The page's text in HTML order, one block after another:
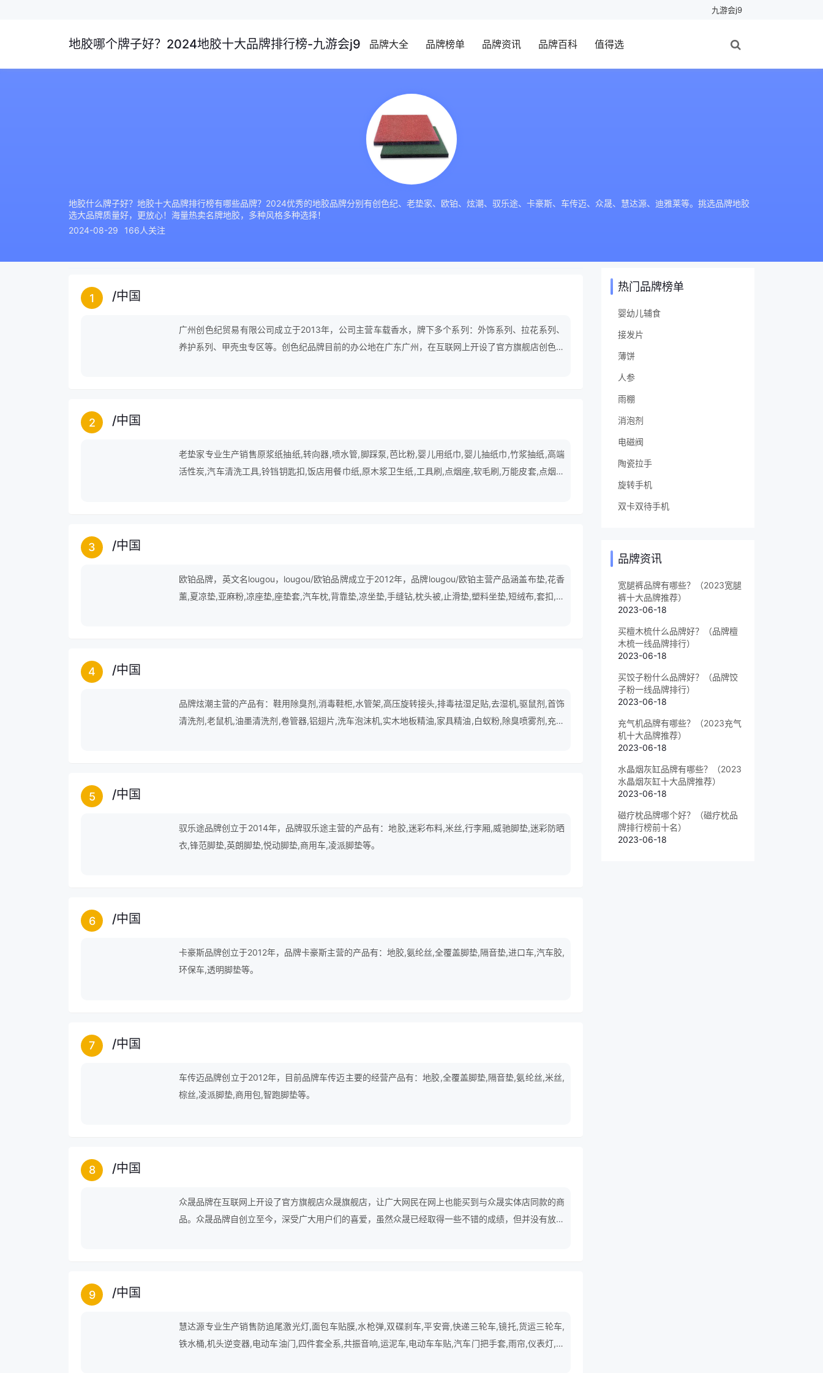
九游会j9
地胶哪个牌子好？2024地胶十大品牌排行榜-九游会j9 品牌大全 品牌榜单 品牌资讯 品牌百科 值得选
地胶什么牌子好？地胶十大品牌排行榜有哪些品牌？2024优秀的地胶品牌分别有创色纪、老垫家、欧铂、炫潮、驭乐途、卡豪斯、车传迈、众晟、慧达源、迪雅莱等。挑选品牌地胶
选大品牌质量好，更放心！海量热卖名牌地胶，多种风格多种选择！
2024-08-29
166人关注
1 /中国
广州创色纪贸易有限公司成立于2013年，公司主营车载香水，牌下多个系列：外饰系列、拉花系列、
养护系列、甲壳虫专区等。创色纪品牌目前的办公地在广东广州，在互联网上开设了官方旗舰店创色纪
2 /中国
老垫家专业生产销售原浆纸抽纸,转向器,喷水管,脚踩泵,芭比粉,婴儿用纸巾,婴儿抽纸巾,竹浆抽纸,高端
活性炭,汽车清洗工具,铃铛钥匙扣,饭店用餐巾纸,原木浆卫生纸,工具刷,点烟座,软毛刷,万能皮套,点烟器
3 /中国
欧铂品牌，英文名lougou，lougou/欧铂品牌成立于2012年，品牌lougou/欧铂主营产品涵盖布垫,花香
薰,夏凉垫,亚麻粉,凉座垫,座垫套,汽车枕,背靠垫,凉坐垫,手缝钻,枕头被,止滑垫,塑料坐垫,短绒布,套扣,旅
4 /中国
品牌炫潮主营的产品有：鞋用除臭剂,消毒鞋柜,水管架,高压旋转接头,排毒祛湿足贴,去湿机,驱鼠剂,首饰
清洗剂,老鼠机,油墨清洗剂,卷管器,铝翅片,洗车泡沫机,实木地板精油,家具精油,白蚁粉,除臭喷雾剂,充气
5 /中国
驭乐途品牌创立于2014年，品牌驭乐途主营的产品有：地胶,迷彩布料,米丝,行李厢,威驰脚垫,迷彩防晒
衣,锋范脚垫,英朗脚垫,悦动脚垫,商用车,凌派脚垫等。
6 /中国
卡豪斯品牌创立于2012年，品牌卡豪斯主营的产品有：地胶,氨纶丝,全覆盖脚垫,隔音垫,进口车,汽车胶,
环保车,透明脚垫等。
7 /中国
车传迈品牌创立于2012年，目前品牌车传迈主要的经营产品有：地胶,全覆盖脚垫,隔音垫,氨纶丝,米丝,
棕丝,凌派脚垫,商用包,智跑脚垫等。
8 /中国
众晟品牌在互联网上开设了官方旗舰店众晟旗舰店，让广大网民在网上也能买到与众晟实体店同款的商
品。众晟品牌自创立至今，深受广大用户们的喜爱，虽然众晟已经取得一些不错的成绩，但并没有放慢
9 /中国
慧达源专业生产销售防追尾激光灯,面包车贴膜,水枪弹,双碟刹车,平安膏,快递三轮车,镜托,货运三轮车,
铁水桶,机头逆变器,电动车油门,四件套全系,共振音响,运泥车,电动车车贴,汽车门把手套,雨帘,仪表灯,省
热门品牌榜单
婴幼儿辅食
接发片
薄饼
人参
雨棚
消泡剂
电磁阀
陶瓷拉手
旋转手机
双卡双待手机
品牌资讯
宽腿裤品牌有哪些？（2023宽腿
裤十大品牌推荐）
2023-06-18
买檀木梳什么品牌好？（品牌檀
木梳一线品牌排行）
2023-06-18
买饺子粉什么品牌好？（品牌饺
子粉一线品牌排行）
2023-06-18
充气机品牌有哪些？（2023充气
机十大品牌推荐）
2023-06-18
水晶烟灰缸品牌有哪些？（2023
水晶烟灰缸十大品牌推荐）
2023-06-18
磁疗枕品牌哪个好？（磁疗枕品
牌排行榜前十名）
2023-06-18